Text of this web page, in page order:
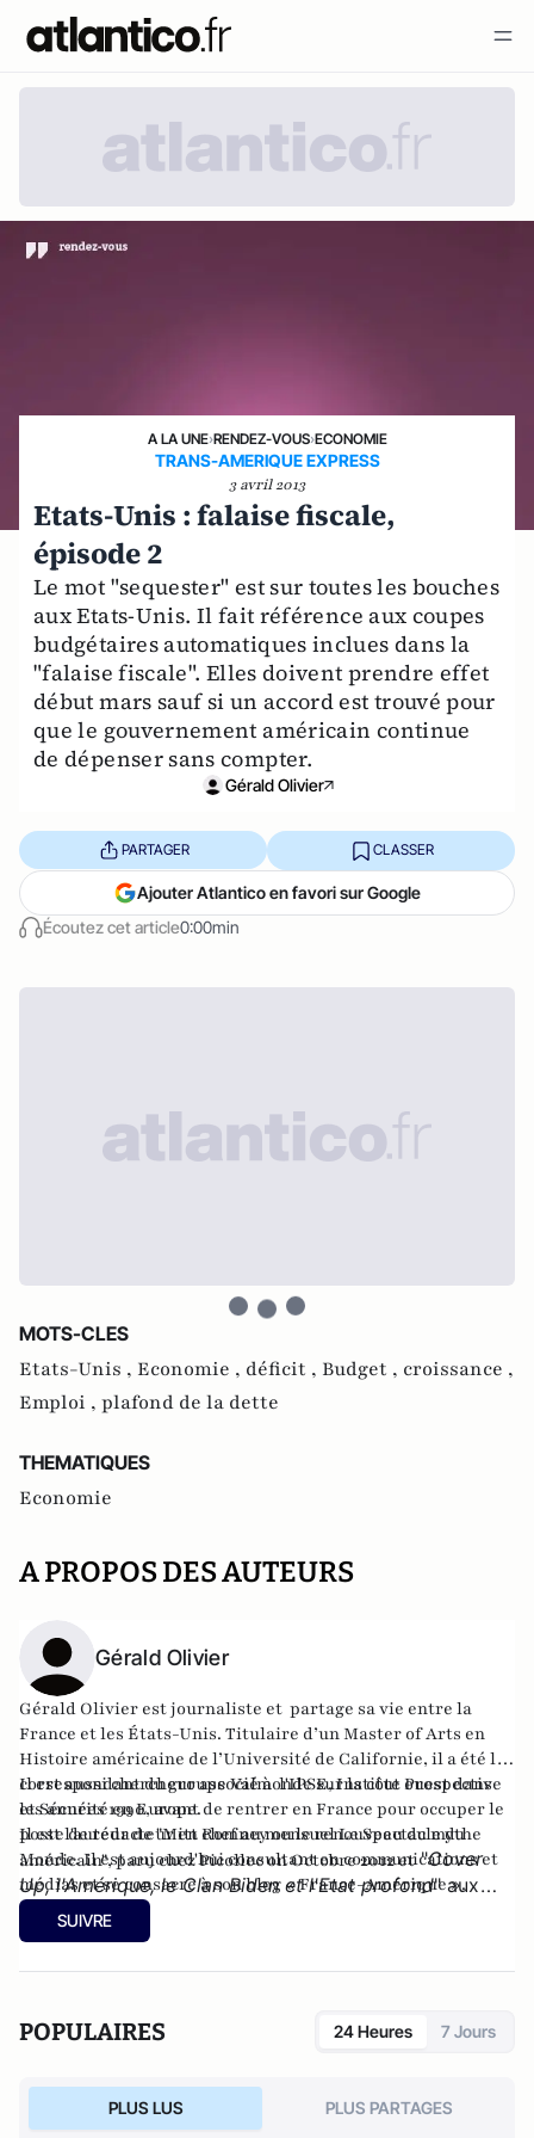
A LA UNE›RENDEZ-VOUS›ECONOMIE
TRANS-AMERIQUE EXPRESS
3 avril 2013
Etats-Unis : falaise fiscale,
épisode 2
Le mot "sequester" est sur toutes les bouches
aux Etats-Unis. Il fait référence aux coupes
budgétaires automatiques inclues dans la
"falaise fiscale". Elles doivent prendre effet
début mars sauf si un accord est trouvé pour
que le gouvernement américain continue
de dépenser sans compter.
Gérald Olivier
Écoutez cet article0:00min
PARTAGER CLASSER
Ajouter Atlantico en favori sur Google
MOTS-CLES
Etats-Unis , Economie , déficit , Budget , croissance ,
Emploi , plafond de la dette
THEMATIQUES
Economie
A PROPOS DES AUTEURS
Gérald Olivier
Gérald Olivier est journaliste et partage sa vie entre la
France et les États-Unis. Titulaire d’un Master of Arts en
Histoire américaine de l’Université de Californie, il a été le
correspondant du groupe Valmonde sur la côte ouest dans
les années 1990, avant de rentrer en France pour occuper le
poste de rédacteur en chef au mensuel Le Spectacle du
Monde. Il est aujourd'hui consultant en communications et
médias et se consacre à sonblog « France-Amérique ».
Il est aussi chercheur associé à l'IPSE, Institut Prospective
et Sécurité en Europe.
Il est l'auteur de"Mitt Romney ou le renouveau du mythe
américain", paru chez Picollec on Octobre 2012 et "Cover
Up, l'Amérique, le Clan Biden et l'Etat profond" aux
éditions Konfident.
SUIVRE
POPULAIRES 24 Heures 7 Jours
PLUS LUS PLUS PARTAGES